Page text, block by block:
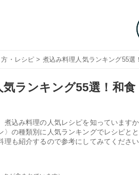
・レシピ > 煮込み料理人気ランキング55選
気ランキング55選！和
煮込み料理の人気レシピを知っています
〉の種類別に人気ランキングでレシピと
理も紹介するので参考にしてみてください